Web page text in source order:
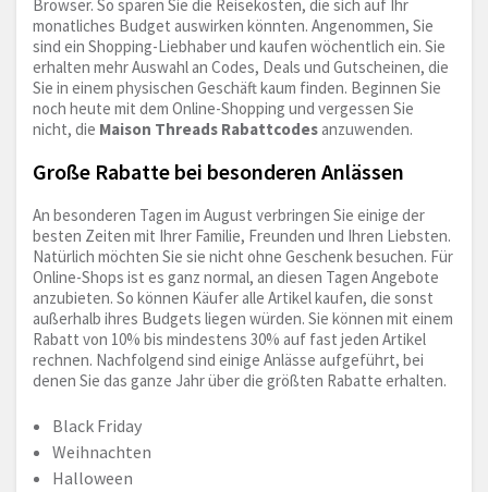
Browser. So sparen Sie die Reisekosten, die sich auf Ihr
monatliches Budget auswirken könnten. Angenommen, Sie
sind ein Shopping-Liebhaber und kaufen wöchentlich ein. Sie
erhalten mehr Auswahl an Codes, Deals und Gutscheinen, die
Sie in einem physischen Geschäft kaum finden. Beginnen Sie
noch heute mit dem Online-Shopping und vergessen Sie
nicht, die Maison Threads Rabattcodes anzuwenden.
Große Rabatte bei besonderen Anlässen
An besonderen Tagen im August verbringen Sie einige der
besten Zeiten mit Ihrer Familie, Freunden und Ihren Liebsten.
Natürlich möchten Sie sie nicht ohne Geschenk besuchen. Für
Online-Shops ist es ganz normal, an diesen Tagen Angebote
anzubieten. So können Käufer alle Artikel kaufen, die sonst
außerhalb ihres Budgets liegen würden. Sie können mit einem
Rabatt von 10% bis mindestens 30% auf fast jeden Artikel
rechnen. Nachfolgend sind einige Anlässe aufgeführt, bei
denen Sie das ganze Jahr über die größten Rabatte erhalten.
Black Friday
Weihnachten
Halloween